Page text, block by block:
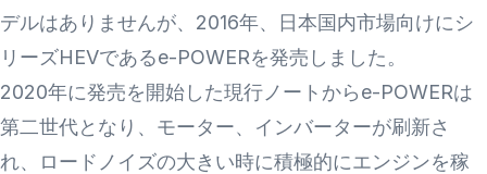
デルはありませんが、2016年、日本国内市場向けにシ
リーズHEVであるe-POWERを発売しました。
2020年に発売を開始した現行ノートからe-POWERは
第二世代となり、モーター、インバーターが刷新さ
れ、ロードノイズの大きい時に積極的にエンジンを稼